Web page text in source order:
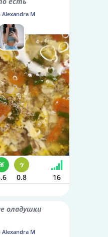
Alexandra M
0.8 16
оладушки
Alexandra M